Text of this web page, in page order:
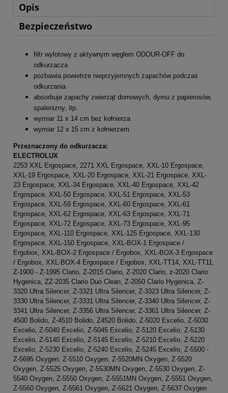
Opis
Bezpieczeństwo
filtr wylotowy z aktywnym węglem ODOUR-OFF do
odkurzacza
pozbawia powietrze nieprzyjemnych zapachów podczas
odkurzania
absorbuje zapachy zwierząt domowych, dymu z papierosów,
spalenizny, itp.
wymiar 11 x 14 cm bez kołnierza
wymiar 12 x 15 cm z kołnierzem
Przeznaczony do odkurzacza:
ELECTROLUX
2253 XXL Ergospace, 2271 XXL Ergospace, XXL-10 Ergospace,
XXL-19 Ergospace, XXL-20 Ergospace, XXL-21 Ergospace, XXL-
23 Ergospace, XXL-34 Ergospace, XXL-40 Ergospace, XXL-42
Ergospace, XXL-50 Ergospace, XXL-51 Ergospace, XXL-53
Ergospace, XXL-59 Ergospace, XXL-60 Ergospace, XXL-61
Ergospace, XXL-62 Ergospace, XXL-63 Ergospace, XXL-71
Ergospace, XXL-72 Ergospace, XXL-73 Ergospace, XXL-95
Ergospace, XXL-110 Ergospace, XXL-125 Ergospace, XXL-130
Ergospace, XXL-150 Ergospace, XXL-BOX-1 Ergospace /
Ergobox, XXL-BOX-2 Ergospace / Ergobox, XXL-BOX-3 Ergospace
/ Ergobox, XXL-BOX-4 Ergospace / Ergobox, XXL-TT14, XXL-TT11,
Z-1900 - Z-1995 Clario, Z-2015 Clario, Z-2020 Clario, z-2020 Clario
Hygenica, ZZ-2035 Clario Duo Clean, Z-2050 Clario Hygenica, Z-
3320 Ultra Silencer, Z-3321 Ultra Silencer, Z-3323 Ultra Silencer, Z-
3330 Ultra Silencer, Z-3331 Ultra Silencer, Z-3340 Ultra Silencer, Z-
3341 Ultra Silencer, Z-3356 Ultra Silencer, Z-3361 Ultra Silencer, Z-
4500 Bolido, Z-4510 Bolido, Z4520 Bolido, Z-5020 Excelio, Z-5030
Excelio, Z-5040 Excelio, Z-5045 Excelio, Z-5120 Excelio, Z-5130
Excelio, Z-5140 Excelio, Z-5145 Excelio, Z-5210 Excelio, Z-5220
Excelio, Z-5230 Excelio, Z-5240 Excelio, Z-5245 Excelio, Z-5500 -
Z-5695 Oxygen, Z-5510 Oxygen, Z-5520MN Oxygen, Z-5520
Oxygen, Z-5525 Oxygen, Z-5530MN Oxygen, Z-5530 Oxygen, Z-
5540 Oxygen, Z-5550 Oxygen, Z-5551MN Oxygen, Z-5551 Oxygen,
Z-5560 Oxygen, Z-5561 Oxygen, Z-5621 Oxygen, Z-5637 Oxygen